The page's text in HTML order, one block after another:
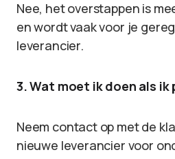
Nee, het overstappen is
en wordt vaak voor je
leverancier.
3. Wat moet ik doen als ik
Neem contact op met de
nieuwe leverancier voor